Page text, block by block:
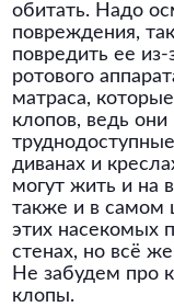
обитать. Надо
повреждения,
повредить ее
ротового
матраса,
клопов, ведь
диванах и
могут жить и на
также и в самом
этих насекомых
стенах, но всё
Не забудем про
клопы.